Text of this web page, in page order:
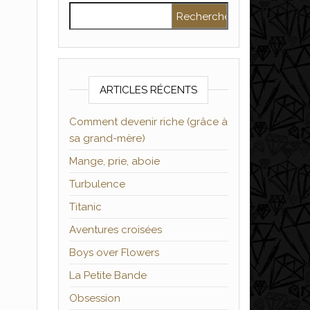
ARTICLES RÉCENTS
Comment devenir riche (grâce à
sa grand-mère)
Mange, prie, aboie
Turbulence
Titanic
Aventures croisées
Boys over Flowers
La Petite Bande
Obsession